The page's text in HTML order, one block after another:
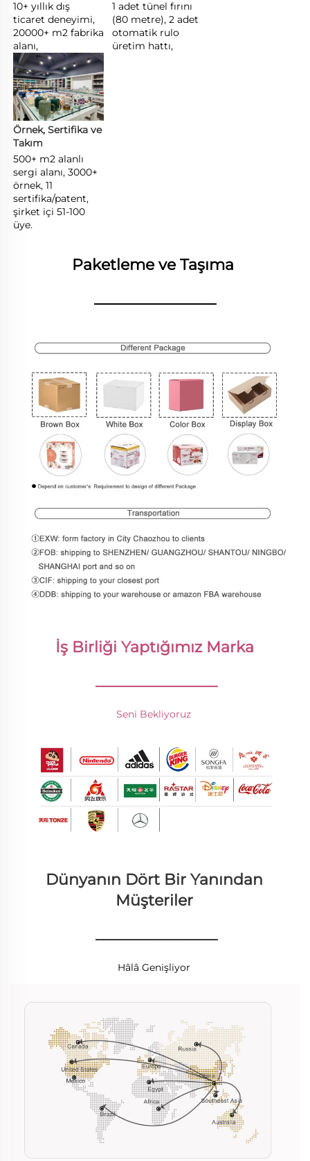
10+ yıllık dış
ticaret deneyimi,
20000+ m2 fabrika
alanı,
1 adet tünel fırını
(80 metre), 2 adet
otomatik rulo
üretim hattı,
Örnek, Sertifika ve
Takım
500+ m2 alanlı
sergi alanı, 3000+
örnek, 11
sertifika/patent,
şirket içi 51-100
üye.
Paketleme ve Taşıma
________________
İş Birliği Yaptığımız Marka
________________
Seni Bekliyoruz
Dünyanın Dört Bir Yanından
Müşteriler
________________
Hâlâ Genişliyor